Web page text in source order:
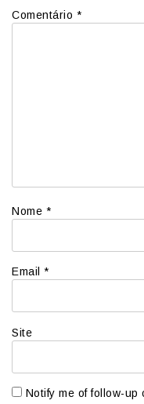
Comentário *
Nome *
Email *
Site
Notify me of follow-up